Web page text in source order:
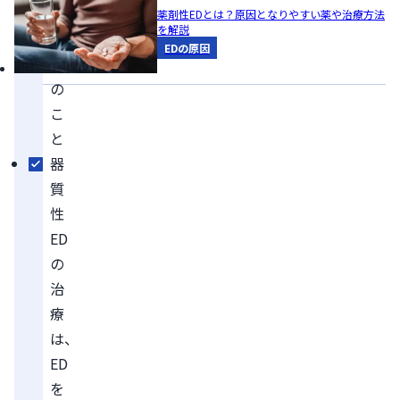
こ
る
ED
の
こ
と
器
質
性
ED
の
治
療
は、
ED
を
薬剤性EDとは？原因となりやすい薬や治療方法
を解説
EDの原因